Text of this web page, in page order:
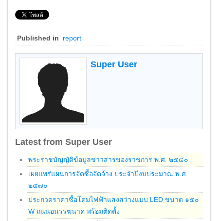
Published in report
Super User
Latest from Super User
พระราชบัญญัติข้อมูลข่าวสารของราชการ พ.ศ. ๒๕๔๐
เผยแพร่แผนการจัดซื้อจัดจ้าง ประจำปีงบประมาณ พ.ศ.
๒๕๗๐
ประกวดราคาซื้อโคมไฟฟ้าแสงสว่างแบบ LED ขนาด ๑๕๐
W ถนนอนรรฆนาค พร้อมติดตั้ง